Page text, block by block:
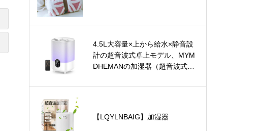
4.5L大容量×上から給水×静音設
計の超音波式卓上モデル、MYM
DHEMANの加湿器（超音波式・
【LQYLNBAIG】加湿器